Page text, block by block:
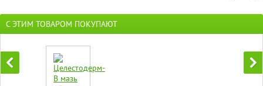
С ЭТИМ ТОВАРОМ ПОКУПАЮТ